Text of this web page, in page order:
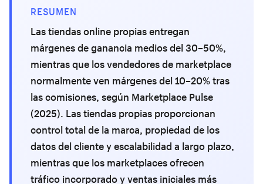
RESUMEN
Las tiendas online propias entregan
márgenes de ganancia medios del 30–50%,
mientras que los vendedores de marketplace
normalmente ven márgenes del 10–20% tras
las comisiones, según Marketplace Pulse
(2025). Las tiendas propias proporcionan
control total de la marca, propiedad de los
datos del cliente y escalabilidad a largo plazo,
mientras que los marketplaces ofrecen
tráfico incorporado y ventas iniciales más